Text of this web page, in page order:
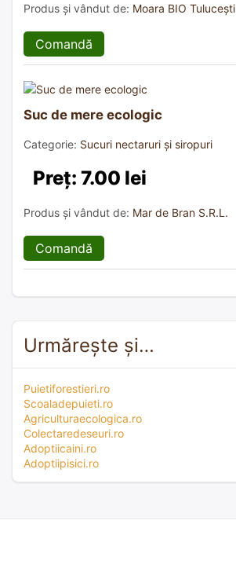
Produs și vândut de: Moara BIO Tulucești
Comandă
Suc de mere ecologic
Categorie: Sucuri nectaruri și siropuri
Preț: 7.00 lei
Produs și vândut de: Mar de Bran S.R.L.
Comandă
Urmărește și…
Puietiforestieri.ro
Scoaladepuieti.ro
Agriculturaecologica.ro
Colectaredeseuri.ro
Adoptiicaini.ro
Adoptiipisici.ro